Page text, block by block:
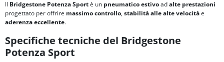
Il Bridgestone Potenza Sportè un pneumatico estivoadalte prestazioni
progettato per offrire massimo controllo, stabilità alle alte velocitàe
aderenza eccellente.
Specifiche tecniche del Bridgestone
Potenza Sport